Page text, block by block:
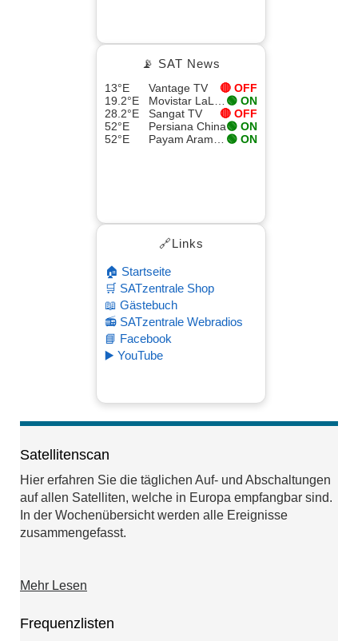
📡 SAT News
13°E Vantage TV
🔴 OFF
19.2°E
🟢 ON
28.2°E
Sangat TV
🔴 OFF
52°E
Persiana China🟢 ON
52°E
🟢 ON
🔗Links
🏠 Startseite
🛒 SATzentrale Shop
📖 Gästebuch
📻 SATzentrale Webradios
📘 Facebook
▶️ YouTube
Satellitenscan
Hier erfahren Sie die täglichen Auf- und Abschaltungen
auf allen Satelliten, welche in Europa empfangbar sind.
In der Wochenübersicht werden alle Ereignisse
zusammengefasst.
Mehr Lesen
Frequenzlisten